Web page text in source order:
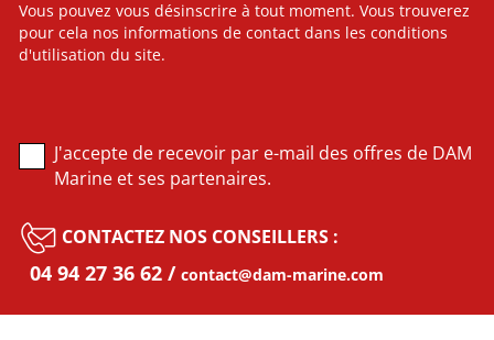
Vous pouvez vous désinscrire à tout moment. Vous trouverez
pour cela nos informations de contact dans les conditions
d'utilisation du site.
J'accepte de recevoir par e-mail des offres de DAM
Marine et ses partenaires.
CONTACTEZ NOS CONSEILLERS :
04 94 27 36 62 contact@dam-marine.com